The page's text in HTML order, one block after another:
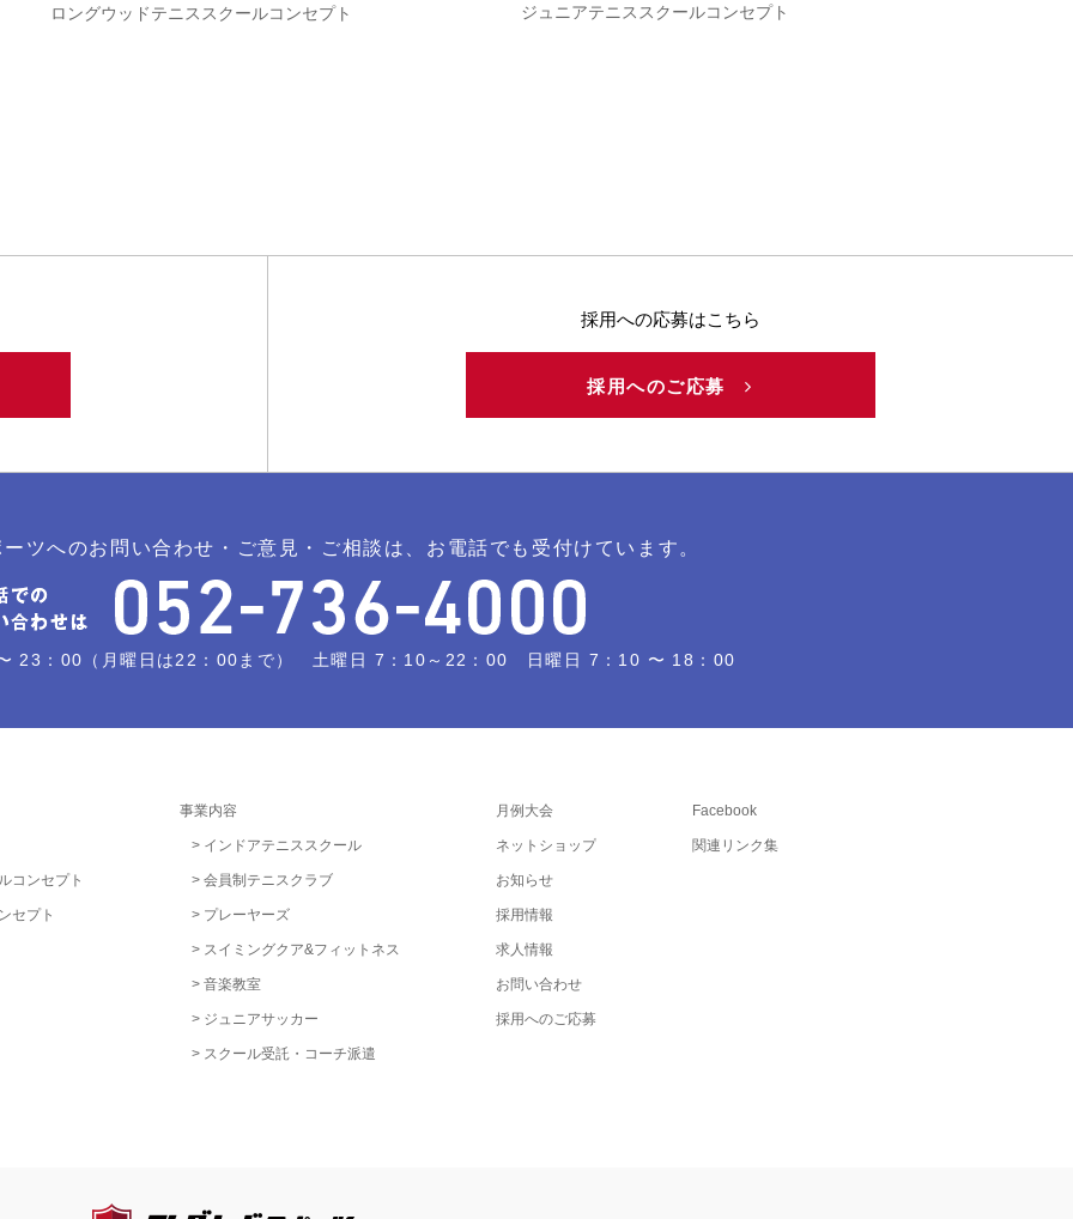
ロングウッドテニススクールコンセプト ジュニアテニススクールコンセプト
採用への応募はこちら
採用へのご応募
ツへのお問い合わせ・ご意見・ご相談は、お電話でも受付けています。
23：00（月曜日は22：00まで） 土曜日 7：10～22：00 日曜日 7：10 〜 18：00
コンセプト
セプト
事業内容
インドアテニススクール
会員制テニスクラブ
プレーヤーズ
スイミングクア&フィットネス
音楽教室
ジュニアサッカー
スクール受託・コーチ派遣
月例大会
ネットショップ
お知らせ
採用情報
求人情報
お問い合わせ
採用へのご応募
Facebook
関連リンク集